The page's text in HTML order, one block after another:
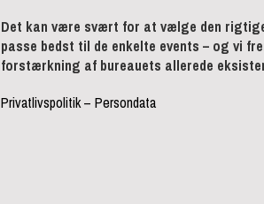
Det kan være svært for at vælge den
passe bedst til de enkelte events – og vi
forstærkning af bureauets allerede
Privatlivspolitik – Persondata